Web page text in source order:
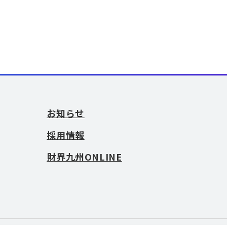
お知らせ
採用情報
財界九州ONLINE